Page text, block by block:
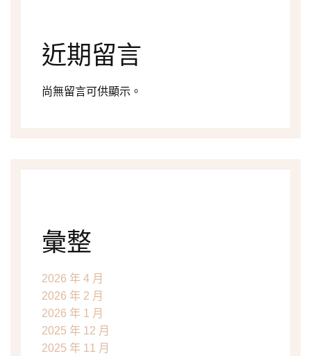
近期留言
尚無留言可供顯示。
彙整
2026 年 4 月
2026 年 2 月
2026 年 1 月
2025 年 12 月
2025 年 11 月